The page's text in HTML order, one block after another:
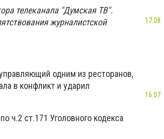
телеканала "Думская ТВ".
журналистской
одним из ресторанов,
в конфликт и ударил
ч.2 ст.171 Уголовного кодекса
17:08
16:07